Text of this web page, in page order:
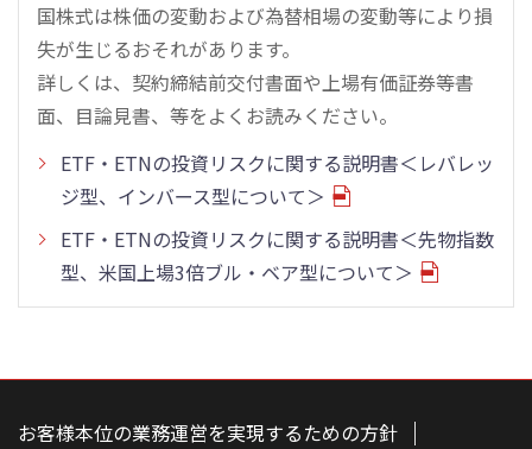
国株式は株価の変動および為替相場の変動等により損
失が生じるおそれがあります。
詳しくは、契約締結前交付書面や上場有価証券等書
面、目論見書、等をよくお読みください。
ETF・ETNの投資リスクに関する説明書＜レバレッ
ジ型、インバース型について＞
ETF・ETNの投資リスクに関する説明書＜先物指数
型、米国上場3倍ブル・ベア型について＞
こ
お客様本位の業務運営を実現するための方針